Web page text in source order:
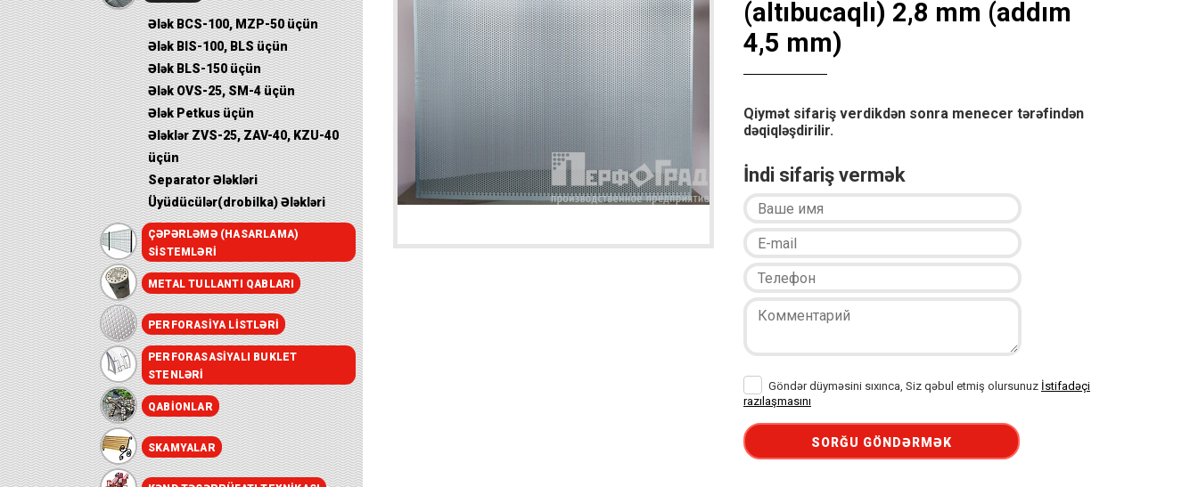
Ələk BCS-100, MZP-50 üçün
Ələk BIS-100, BLS üçün
Ələk BLS-150 üçün
Ələk OVS-25, SM-4 üçün
Ələk Petkus üçün
Ələklər ZVS-25, ZAV-40, KZU-40
üçün
Separator Ələkləri
Üyüdücülər(drobilka) Ələkləri
ÇƏPƏRLƏMƏ (HASARLAMA)
SISTEMLƏRI
METAL TULLANTI QABLARI
PERFORASIYA LISTLƏRI
PERFORASASIYALI BUKLET
STENLƏRI
QABIONLAR
SKAMYALAR
(altıbucaqlı) 2,8 mm (addım
4,5 mm)
Qiymət sifariş verdikdən sonra menecer tərəfindən
dəqiqləşdirilir.
İndi sifariş vermək
Göndər düyməsini sıxınca, Siz qəbul etmiş olursunuz İstifadəçi
razılaşmasını
SORĞU GÖNDƏRMƏK